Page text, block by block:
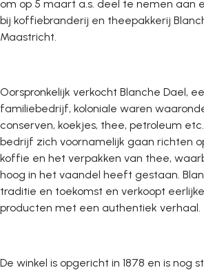
om op 5 maart a.s. deel te nemen aan
bij koffiebranderij en theepakkerij
Maastricht.
Oorspronkelijk verkocht Blanche Dael,
familiebedrijf, koloniale waren
conserven, koekjes, thee, petroleum
bedrijf zich voornamelijk gaan richten
koffie en het verpakken van thee,
hoog in het vaandel heeft gestaan.
traditie en toekomst en verkoopt
producten met een authentiek verhaal.
De winkel is opgericht in 1878 en is nog